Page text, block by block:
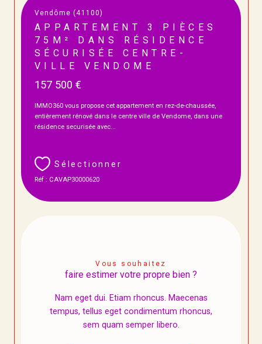
Vendôme (41100)
APPARTEMENT 3 PIÈCES
75M² DANS RÉSIDENCE
SÉCURISÉE CENTRE-
VILLE VENDOME
157 500 €
IMMO360 vous propose cet appartement en rez-de-chaussée,
entièrement rénové dans le centre ville de Vendome, dans une
résidence securisée avec...
Sélectionner
Réf : CAVAP30000620
Vous souhaitez
faire estimer votre propre bien ?
Nam eget dui. Etiam rhoncus. Maecenas
tempus, tellus eget condimentum rhoncus,
sem quam semper libero.